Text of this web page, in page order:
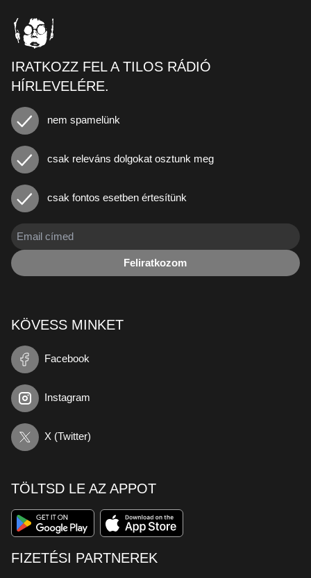
IRATKOZZ FEL A TILOS RÁDIÓ
HÍRLEVELÉRE.
nem spamelünk
csak releváns dolgokat osztunk meg
csak fontos esetben értesítünk
Feliratkozom
KÖVESS MINKET
Facebook
Instagram
X (Twitter)
TÖLTSD LE AZ APPOT
FIZETÉSI PARTNEREK